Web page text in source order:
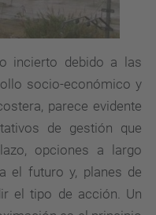
incierto debido a las
socio-económico y
parece evidente
de gestión que
opciones a largo
el futuro y, planes de
el tipo de acción. Un